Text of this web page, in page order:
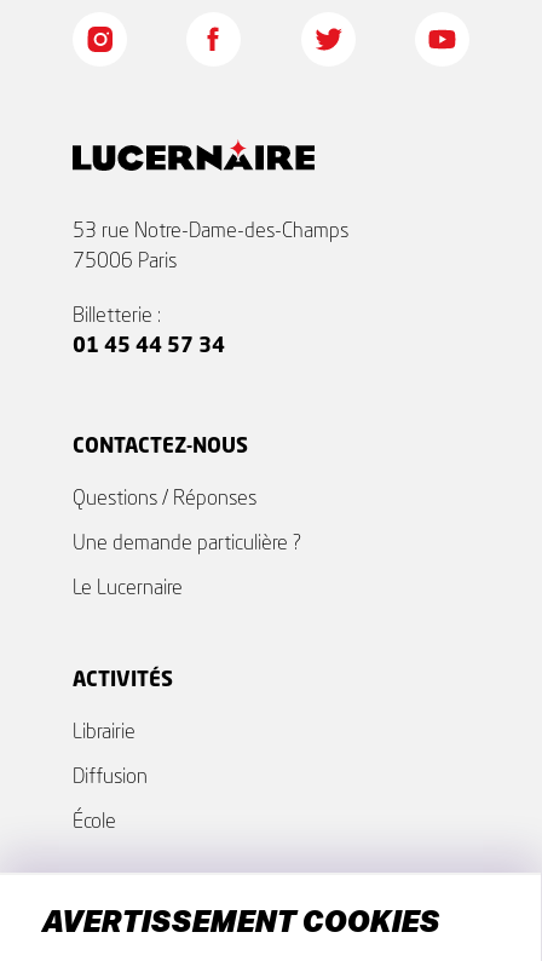
53 rue Notre-Dame-des-Champs
75006 Paris
Billetterie :
01 45 44 57 34
CONTACTEZ-NOUS
Questions / Réponses
Une demande particulière ?
Le Lucernaire
ACTIVITÉS
Librairie
Diffusion
École
GROUPES - COLLECTIVITÉS
AVERTISSEMENT COOKIES